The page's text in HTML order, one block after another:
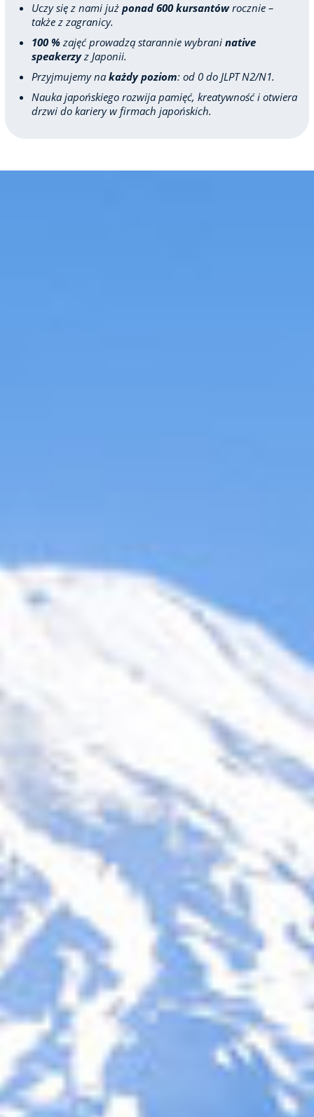
Uczy się z nami już ponad 600 kursantówrocznie –
także z zagranicy.
100 %zajęć prowadzą starannie wybrani native
speakerzyz Japonii.
Przyjmujemy na każdy poziom: od 0 do JLPT N2/N1.
Nauka japońskiego rozwija pamięć, kreatywność i otwiera
drzwi do kariery w firmach japońskich.